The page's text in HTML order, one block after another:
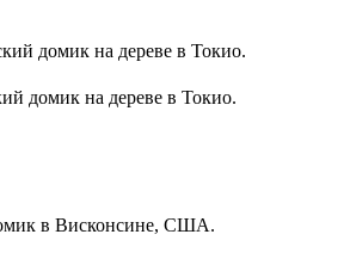
домик на дереве в Токио.